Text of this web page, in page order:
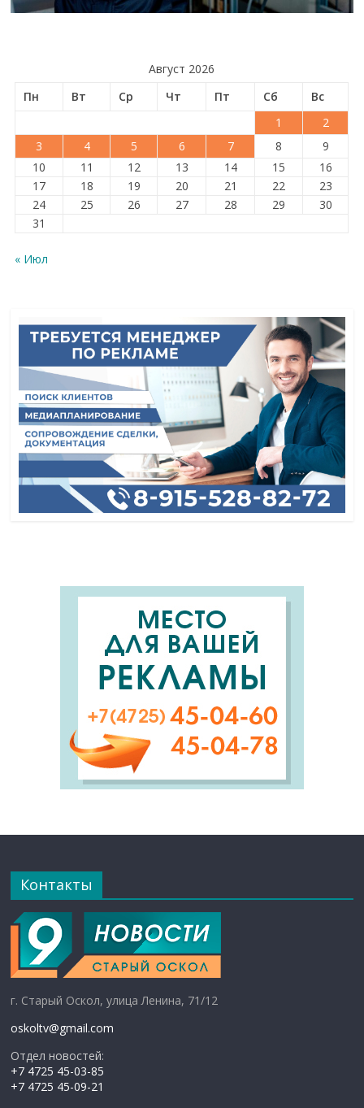
Август 2026
Пн
Вт Ср Чт Пт Сб
Вс
1
2
3
4 5 6 7 8
9
10
11 12 13 14 15
16
17
18 19 20 21 22
23
24
25 26 27 28 29
30
31
« Июл
Контакты
г. Старый Оскол, улица Ленина, 71/12
oskoltv@gmail.com
Отдел новостей:
+7 4725 45-03-85
+7 4725 45-09-21